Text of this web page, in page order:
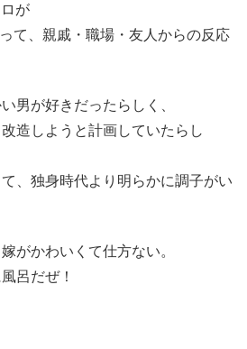
が
て、親戚・職場・友人からの反応
男が好きだったらしく、
造しようと計画していたらし
、独身時代より明らかに調子がい
がかわいくて仕方ない。
呂だぜ！